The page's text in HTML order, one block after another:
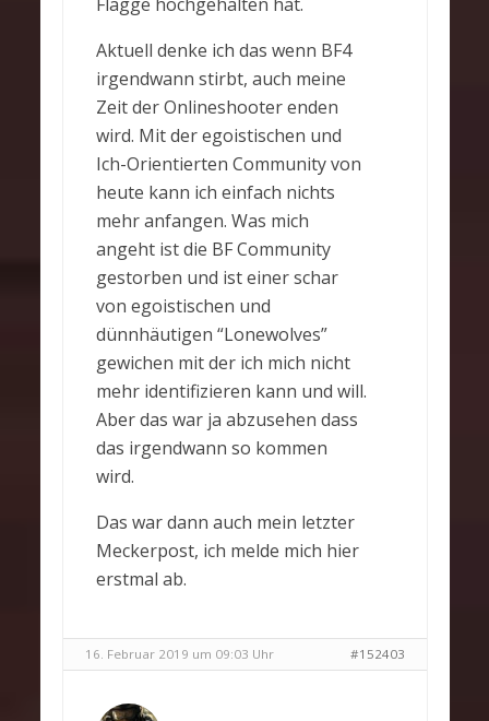
Aktuell denke ich das wenn BF4
irgendwann stirbt, auch meine
Zeit der Onlineshooter enden
wird. Mit der egoistischen und
Ich-Orientierten Community von
heute kann ich einfach nichts
mehr anfangen. Was mich
angeht ist die BF Community
gestorben und ist einer schar
von egoistischen und
dünnhäutigen “Lonewolves”
gewichen mit der ich mich nicht
mehr identifizieren kann und will.
Aber das war ja abzusehen dass
das irgendwann so kommen
wird.
Das war dann auch mein letzter
Meckerpost, ich melde mich hier
erstmal ab.
16. Februar 2019 um 09:03 Uhr #152403